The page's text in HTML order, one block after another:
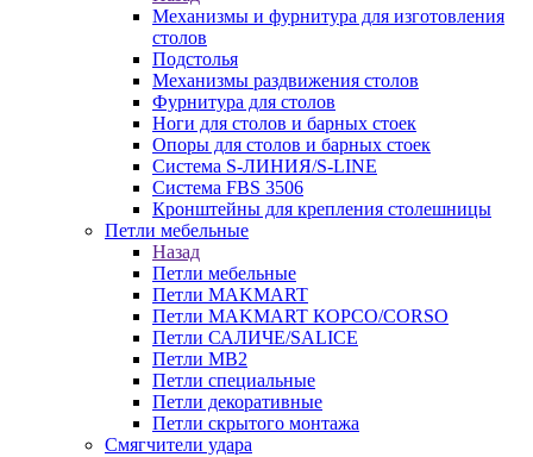
Механизмы и фурнитура для изготовления
столов
Подстолья
Механизмы раздвижения столов
Фурнитура для столов
Ноги для столов и барных стоек
Опоры для столов и барных стоек
Система S-ЛИНИЯ/S-LINE
Система FBS 3506
Кронштейны для крепления столешницы
Петли мебельные
Назад
Петли мебельные
Петли MAKMART
Петли MAKMART КОРСО/CORSO
Петли САЛИЧЕ/SALICE
Петли MB2
Петли специальные
Петли декоративные
Петли скрытого монтажа
Смягчители удара